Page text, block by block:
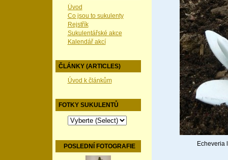
Úvod
Co jsou to sukulenty
Rejstřík
Sukulentářské akce
Kalendář akcí
ČLÁNKY (ARTICLES)
Úvod k článkům
FOTKY SUKULENTŮ
POSLEDNÍ FOTOGRAFIE Echeveria